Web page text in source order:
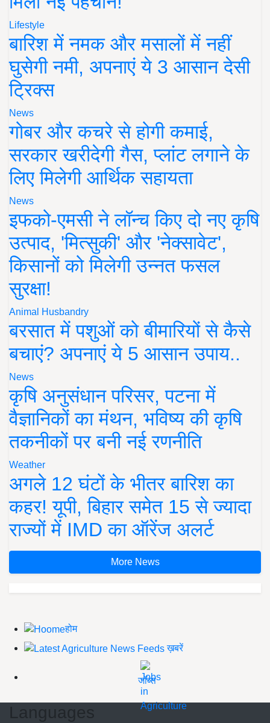
Lifestyle
बारिश में नमक और मसालों में नहीं
घुसेगी नमी, अपनाएं ये 3 आसान देसी
ट्रिक्स
News
गोबर और कचरे से होगी कमाई,
सरकार खरीदेगी गैस, प्लांट लगाने के
लिए मिलेगी आर्थिक सहायता
News
इफको-एमसी ने लॉन्च किए दो नए कृषि
उत्पाद, 'मित्सुकी' और 'नेक्सावेट',
किसानों को मिलेगी उन्नत फसल
सुरक्षा!
Animal Husbandry
बरसात में पशुओं को बीमारियों से कैसे
बचाएं? अपनाएं ये 5 आसान उपाय..
News
कृषि अनुसंधान परिसर, पटना में
वैज्ञानिकों का मंथन, भविष्य की कृषि
तकनीकों पर बनी नई रणनीति
Weather
अगले 12 घंटों के भीतर बारिश का
कहर! यूपी, बिहार समेत 15 से ज्यादा
राज्यों में IMD का ऑरेंज अलर्ट
More News
होम
ख़बरें
जॉब्स
Languages